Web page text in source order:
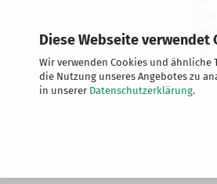
Diese Webseite verwendet
Wir verwenden Cookies und
die Nutzung unseres Angebotes zu
in unserer Datenschutzerklärung.
2 m